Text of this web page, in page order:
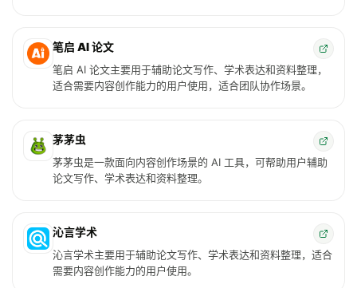
笔启 AI 论文
笔启 AI 论文主要用于辅助论文写作、学术表达和资料整理，
适合需要内容创作能力的用户使用，适合团队协作场景。
茅茅虫
茅茅虫是一款面向内容创作场景的 AI 工具，可帮助用户辅助
论文写作、学术表达和资料整理。
沁言学术
沁言学术主要用于辅助论文写作、学术表达和资料整理，适合
需要内容创作能力的用户使用。